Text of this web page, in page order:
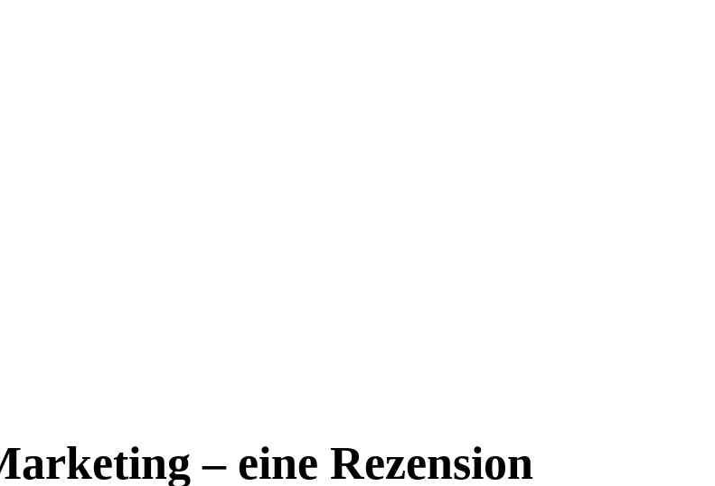
– eine Rezension